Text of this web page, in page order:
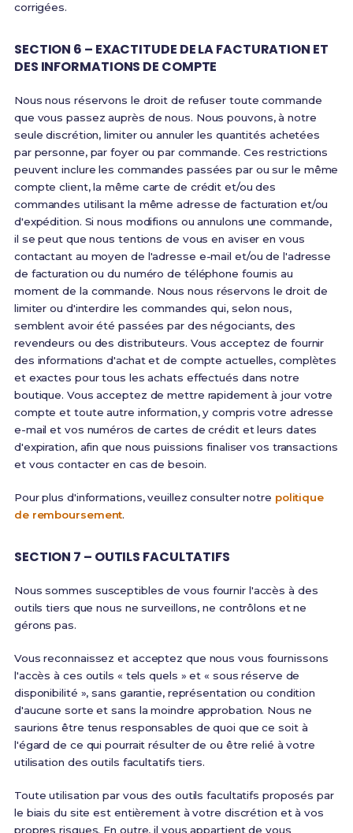
corrigées.
SECTION 6 – EXACTITUDE DE LA FACTURATION ET
DES INFORMATIONS DE COMPTE
Nous nous réservons le droit de refuser toute commande
que vous passez auprès de nous. Nous pouvons, à notre
seule discrétion, limiter ou annuler les quantités achetées
par personne, par foyer ou par commande. Ces restrictions
peuvent inclure les commandes passées par ou sur le même
compte client, la même carte de crédit et/ou des
commandes utilisant la même adresse de facturation et/ou
d'expédition. Si nous modifions ou annulons une commande,
il se peut que nous tentions de vous en aviser en vous
contactant au moyen de l'adresse e-mail et/ou de l'adresse
de facturation ou du numéro de téléphone fournis au
moment de la commande. Nous nous réservons le droit de
limiter ou d'interdire les commandes qui, selon nous,
semblent avoir été passées par des négociants, des
revendeurs ou des distributeurs. Vous acceptez de fournir
des informations d'achat et de compte actuelles, complètes
et exactes pour tous les achats effectués dans notre
boutique. Vous acceptez de mettre rapidement à jour votre
compte et toute autre information, y compris votre adresse
e-mail et vos numéros de cartes de crédit et leurs dates
d'expiration, afin que nous puissions finaliser vos transactions
et vous contacter en cas de besoin.
Pour plus d'informations, veuillez consulter notre politique
de remboursement.
SECTION 7 – OUTILS FACULTATIFS
Nous sommes susceptibles de vous fournir l'accès à des
outils tiers que nous ne surveillons, ne contrôlons et ne
gérons pas.
Vous reconnaissez et acceptez que nous vous fournissons
l'accès à ces outils « tels quels » et « sous réserve de
disponibilité », sans garantie, représentation ou condition
d'aucune sorte et sans la moindre approbation. Nous ne
saurions être tenus responsables de quoi que ce soit à
l'égard de ce qui pourrait résulter de ou être relié à votre
utilisation des outils facultatifs tiers.
Toute utilisation par vous des outils facultatifs proposés par
le biais du site est entièrement à votre discrétion et à vos
propres risques. En outre, il vous appartient de vous